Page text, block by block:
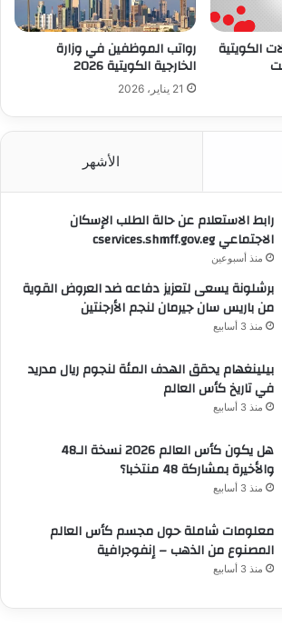
الكويتية رواتب الموظفين في وزارة
الخارجية الكويتية 2026
21 يناير، 2026
الأشهر
رابط الاستعلام عن حالة الطلب الإسكان
الاجتماعي cservices.shmff.gov.eg
منذ أسبوعين
برشلونة يسعى لتعزيز دفاعه ضد العروض القوية
من باريس سان جيرمان لنجم الأرجنتين
منذ 3 أسابيع
بيلينغهام يحقق الهدف المئة لنجوم ريال مدريد
في تاريخ كأس العالم
منذ 3 أسابيع
هل يكون كأس العالم 2026 نسخة الـ48
والأخيرة بمشاركة 48 منتخبا؟
منذ 3 أسابيع
معلومات شاملة حول مجسم كأس العالم
المصنوع من الذهب – إنفوجرافية
منذ 3 أسابيع